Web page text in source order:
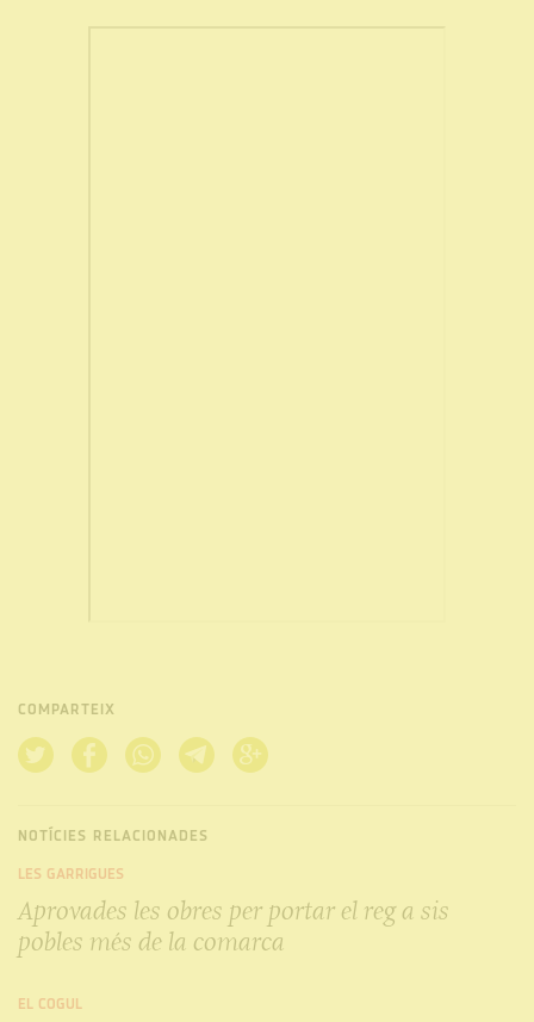
COMPARTEIX
NOTÍCIES RELACIONADES
LES GARRIGUES
Aprovades les obres per portar el reg a sis
pobles més de la comarca
EL COGUL